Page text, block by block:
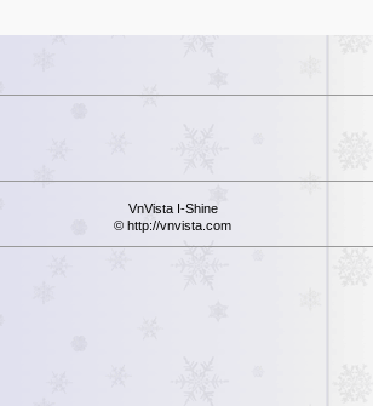
VnVista I-Shine
© http://vnvista.com